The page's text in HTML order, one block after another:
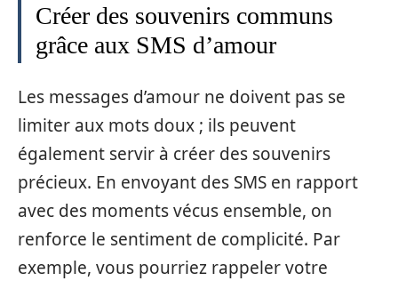
Créer des souvenirs communs
grâce aux SMS d’amour
Les messages d’amour ne doivent pas se
limiter aux mots doux ; ils peuvent
également servir à créer des souvenirs
précieux. En envoyant des SMS en rapport
avec des moments vécus ensemble, on
renforce le sentiment de complicité. Par
exemple, vous pourriez rappeler votre